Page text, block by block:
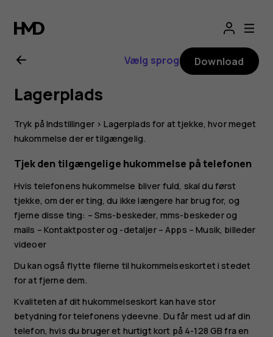
Brugervejledning
til
Nokia
3.2
Vælg sprog Download
Lagerplads
Tryk påIndstillinger>Lagerplads for at tjekke, hvor meget
hukommelse der er tilgængelig.
Tjek den tilgængelige hukommelse på telefonen
Hvis telefonens hukommelse bliver fuld, skal du først
tjekke, om der er ting, du ikke længere har brug for, og
fjerne disse ting: – Sms-beskeder, mms-beskeder og
mails – Kontaktposter og -detaljer – Apps – Musik, billeder
videoer
Du kan også flytte filerne til hukommelseskortet i stedet
for at fjerne dem.
Kvaliteten af dit hukommelseskort kan have stor
betydning for telefonens ydeevne. Du får mest ud af din
telefon, hvis du bruger et hurtigt kort på 4-128 GB fra en